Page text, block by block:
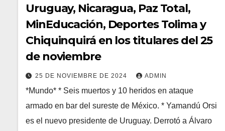
Uruguay, Nicaragua, Paz Total,
MinEducación, Deportes Tolima y
Chiquinquirá en los titulares del 25
de noviembre
25 DE NOVIEMBRE DE 2024 ADMIN
*Mundo* * Seis muertos y 10 heridos en ataque
armado en bar del sureste de México. * Yamandú Orsi
es el nuevo presidente de Uruguay. Derrotó a Álvaro